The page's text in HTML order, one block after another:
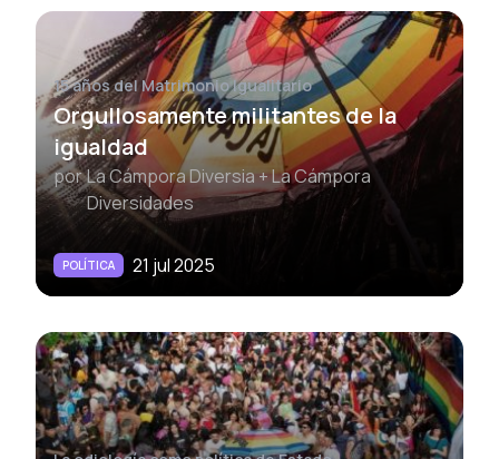
15 años del Matrimonio Igualitario
Orgullosamente militantes de la
igualdad
porLa Cámpora Diversia + La Cámpora
Diversidades
POLÍTICA 21 jul 2025